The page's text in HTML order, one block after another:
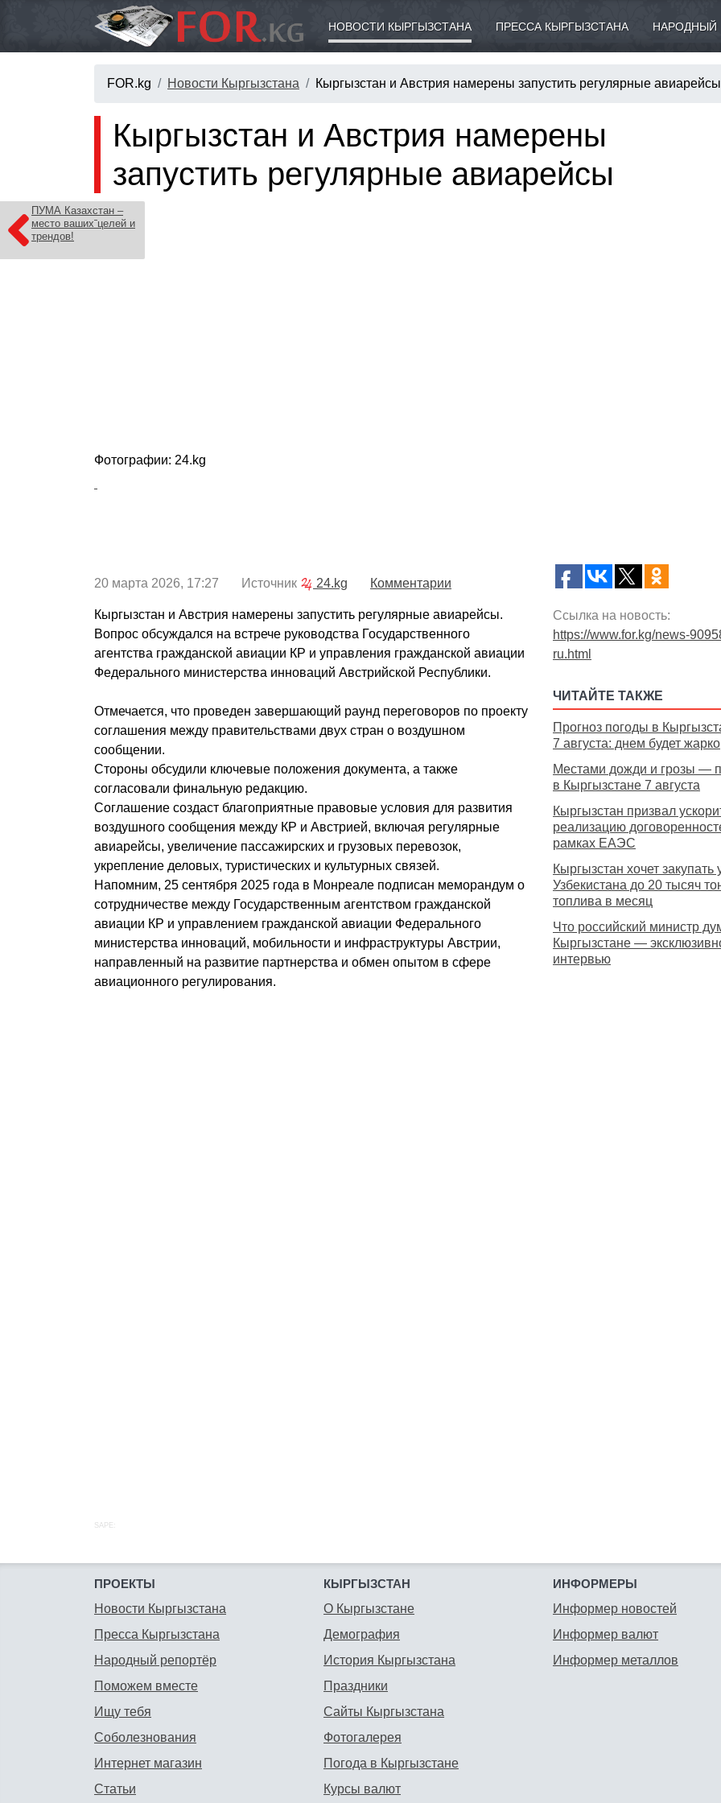
НОВОСТИ КЫРГЫЗСТАНА ПРЕССА КЫРГЫЗСТАНА НАРОДНЫЙ
FOR.kg Новости Кыргызстана Кыргызстан и Австрия намерены запустить регулярные авиарейсы
ПУМА Казахстан –
место ваших целей и
трендов!
Кыргызстан и Австрия намерены
запустить регулярные авиарейсы
Фотографии: 24.kg
20 марта 2026, 17:27 Источник 24.kg Комментарии
Кыргызстан и Австрия намерены запустить регулярные авиарейсы.
Вопрос обсуждался на встрече руководства Государственного
агентства гражданской авиации КР и управления гражданской авиации
Федерального министерства инноваций Австрийской Республики.
Отмечается, что проведен завершающий раунд переговоров по проекту
соглашения между правительствами двух стран о воздушном
сообщении.
Стороны обсудили ключевые положения документа, а также
согласовали финальную редакцию.
Соглашение создаст благоприятные правовые условия для развития
воздушного сообщения между КР и Австрией, включая регулярные
авиарейсы, увеличение пассажирских и грузовых перевозок,
укрепление деловых, туристических и культурных связей.
Напомним, 25 сентября 2025 года в Монреале подписан меморандум о
сотрудничестве между Государственным агентством гражданской
авиации КР и управлением гражданской авиации Федерального
министерства инноваций, мобильности и инфраструктуры Австрии,
направленный на развитие партнерства и обмен опытом в сфере
авиационного регулирования.
Ссылка на новость:
https://www.for.kg/news-
ru.html
ЧИТАЙТЕ ТАКЖЕ
Прогноз погоды в
7 августа: днем будет жарко
Местами дожди и грозы —
в Кыргызстане 7 августа
Кыргызстан призвал
реализацию
рамках ЕАЭС
Кыргызстан хочет закупать
Узбекистана до 20 тысяч
топлива в месяц
Что российский министр
Кыргызстане —
интервью
SAPE:
ПРОЕКТЫ
Новости Кыргызстана
Пресса Кыргызстана
Народный репортёр
Поможем вместе
Ищу тебя
Соболезнования
Интернет магазин
Статьи
КЫРГЫЗСТАН
О Кыргызстане
Демография
История Кыргызстана
Праздники
Сайты Кыргызстана
Фотогалерея
Погода в Кыргызстане
Курсы валют
ИНФОРМЕРЫ
Информер новостей
Информер валют
Информер металлов